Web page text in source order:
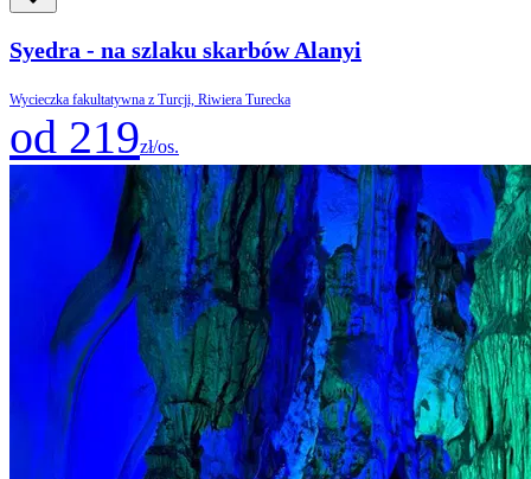
Syedra - na szlaku skarbów Alanyi
Wycieczka fakultatywna z Turcji, Riwiera Turecka
od 219zł/os.